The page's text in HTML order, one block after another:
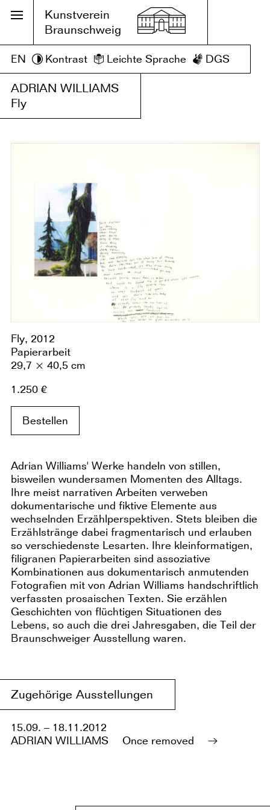
Kunstverein
Braunschweig
EN Kontrast Leichte Sprache DGS
ADRIAN WILLIAMS
Fly
Fly, 2012
Papierarbeit
29,7 × 40,5 cm
1.250 €
Bestellen
Adrian Williams' Werke handeln von stillen,
bisweilen wundersamen Momenten des Alltags.
Ihre meist narrativen Arbeiten verweben
dokumentarische und fiktive Elemente aus
wechselnden Erzählperspektiven. Stets bleiben die
Erzählstränge dabei fragmentarisch und erlauben
so verschiedenste Lesarten. Ihre kleinformatigen,
filigranen Papierarbeiten sind assoziative
Kombinationen aus dokumentarisch anmutenden
Fotografien mit von Adrian Williams handschriftlich
verfassten prosaischen Texten. Sie erzählen
Geschichten von flüchtigen Situationen des
Lebens, so auch die drei Jahresgaben, die Teil der
Braunschweiger Ausstellung waren.
Zugehörige Ausstellungen
15.09. – 18.11.2012
ADRIAN WILLIAMS
Once removed